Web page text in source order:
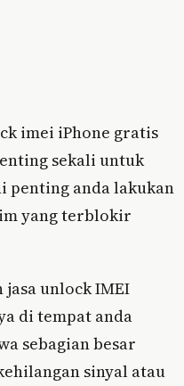
imei iPhone gratis
sekali untuk
penting anda lakukan
yang terblokir
jasa unlock IMEI
di tempat anda
sebagian besar
sinyal atau